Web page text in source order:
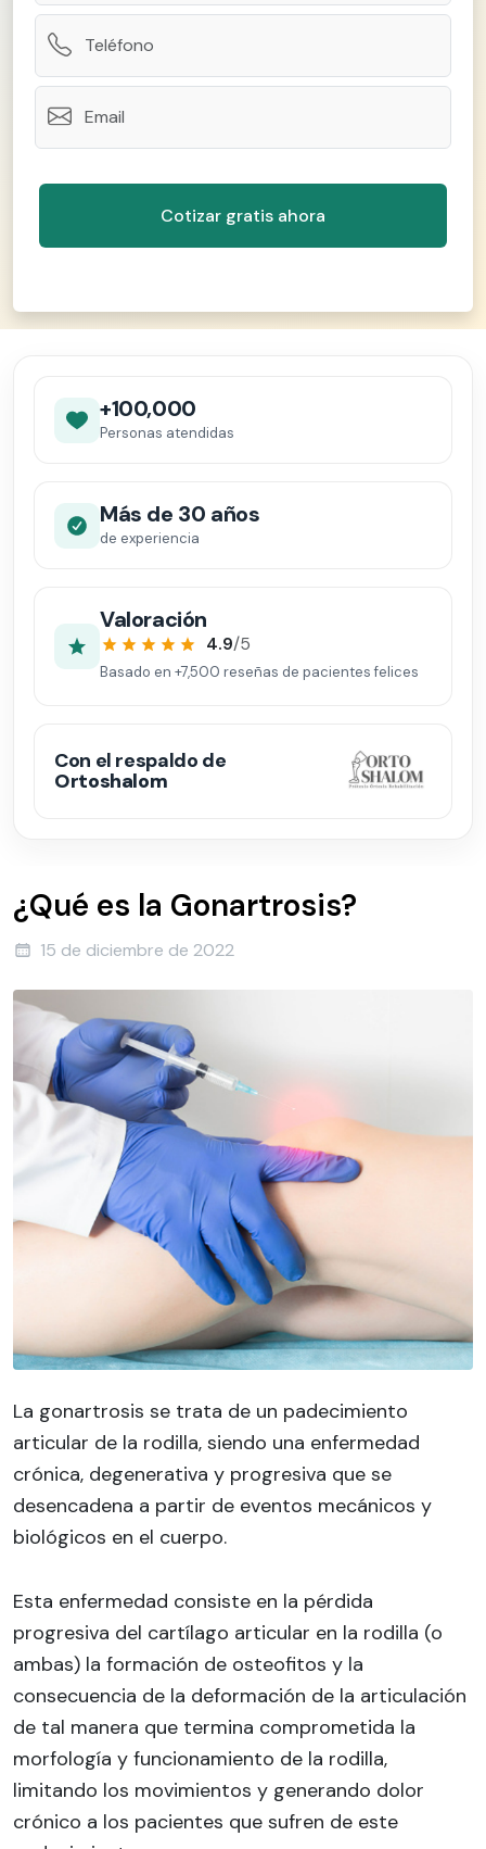
+100,000
Personas atendidas
Más de 30 años
de experiencia
Valoración
4.9/5
Basado en +7,500 reseñas de pacientes felices
Con el respaldo de
Ortoshalom
¿Qué es la Gonartrosis?
15 de diciembre de 2022
La gonartrosis se trata de un padecimiento
articular de la rodilla, siendo una enfermedad
crónica, degenerativa y progresiva que se
desencadena a partir de eventos mecánicos y
biológicos en el cuerpo.
Esta enfermedad consiste en la pérdida
progresiva del cartílago articular en la rodilla (o
ambas) la formación de osteofitos y la
consecuencia de la deformación de la articulación
de tal manera que termina comprometida la
morfología y funcionamiento de la rodilla,
limitando los movimientos y generando dolor
crónico a los pacientes que sufren de este